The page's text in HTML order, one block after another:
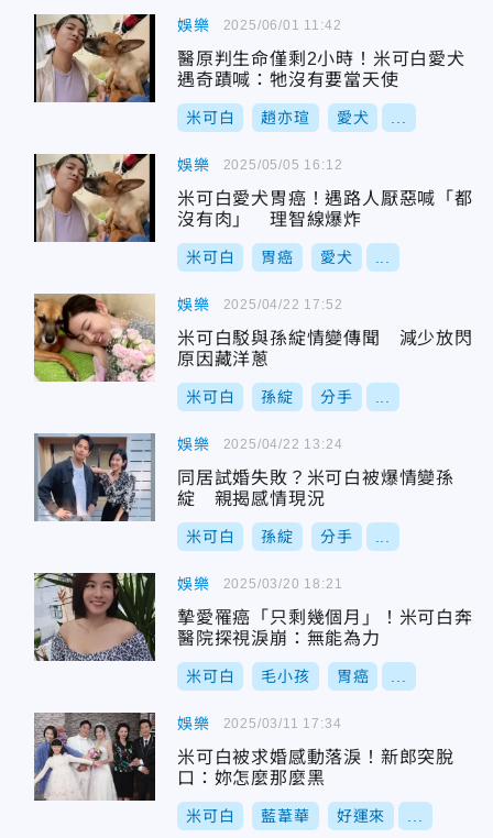
娛樂
醫原判生命僅剩2小時！米可白愛犬
遇奇蹟喊：牠沒有要當天使
米可白 趙亦瑄 愛犬
2025/06/01 11:42
娛樂
米可白愛犬胃癌！遇路人厭惡喊「都
沒有肉」 理智線爆炸
米可白 胃癌 愛犬
2025/05/05 16:12
娛樂
米可白駁與孫綻情變傳聞 減少放閃
原因藏洋蔥
米可白 孫綻 分手
2025/04/22 17:52
娛樂
同居試婚失敗？米可白被爆情變孫
綻 親揭感情現況
米可白 孫綻 分手
2025/04/22 13:24
娛樂
摯愛罹癌「只剩幾個月」！米可白奔
醫院探視淚崩：無能為力
米可白 毛小孩 胃癌
2025/03/20 18:21
娛樂
米可白被求婚感動落淚！新郎突脫
口：妳怎麼那麼黑
米可白 藍葦華 好運來
2025/03/11 17:34